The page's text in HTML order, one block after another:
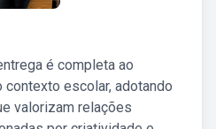
é completa ao
escolar, adotando
valorizam relações